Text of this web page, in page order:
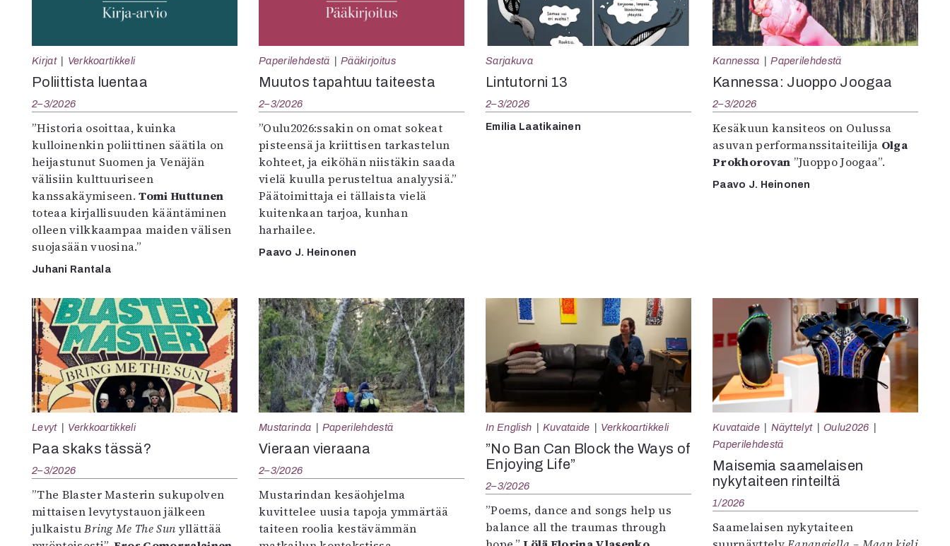
Kirjat Verkkoartikkeli
Poliittista luentaa
2–3/2026
”Historia osoittaa, kuinka
kulloinenkin poliittinen säätila on
heijastunut Suomen ja Venäjän
välisiin kulttuuriseen
kanssakäymiseen.Tomi Huttunen
toteaa kirjallisuuden kääntäminen
olleen vilkkaampaa maiden välisen
suojasään vuosina.”
Juhani Rantala
Paperilehdestä Pääkirjoitus
Muutos tapahtuu taiteesta
2–3/2026
”Oulu2026:ssakin on omat sokeat
pisteensä ja kriittisen tarkastelun
kohteet, ja eiköhän niistäkin saada
vielä kuulla perusteltua analyysiä.”
Päätoimittaja ei tällaista vielä
kuitenkaan tarjoa, kunhan
harhailee.
Paavo J. Heinonen
Sarjakuva
Lintutorni 13
2–3/2026
Emilia Laatikainen
Kannessa Paperilehdestä
Kannessa: Juoppo Joogaa
2–3/2026
Kesäkuun kansiteos on Oulussa
asuvan performanssitaiteilija Olga
Prokhorovan ”Juoppo Joogaa”.
Paavo J. Heinonen
Levyt Verkkoartikkeli
Paa skaks tässä?
2–3/2026
”The Blaster Masterin sukupolven
mittaisen levytystauon jälkeen
julkaistuBring Me The Sun yllättää
Mustarinda Paperilehdestä
Vieraan vieraana
2–3/2026
Mustarindan kesäohjelma
kuvittelee uusia tapoja ymmärtää
taiteen roolia kestävämmän
In English Kuvataide Verkkoartikkeli
”No Ban Can Block the Ways of
Enjoying Life”
2–3/2026
”Poems, dance and songs help us
balance all the traumas through
Kuvataide Näyttelyt
Oulu2026
Paperilehdestä
Maisemia saamelaisen
nykytaiteen rinteiltä
1/2026
Saamelaisen nykytaiteen